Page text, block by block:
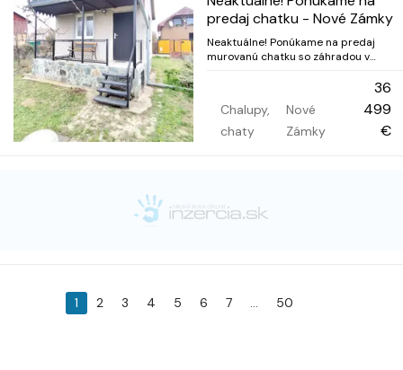
predaj chatku - Nové Zámky
Neaktuálne! Ponúkame na predaj
murovanú chatku so záhradou v
oblasti Elsvit. Chatka sa nachádza na
Samotná chatka má rozlohu 16 m2.
Postavená bola v roku 1990. Súčasťou
je malá zastrešená...
Chalupy,
chaty
Nové
Zámky
36
499
€
1 2 3 4 5 6 7 ... 50